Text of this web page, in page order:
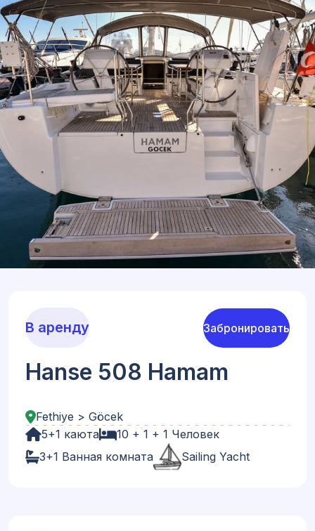
В аренду Забронировать
Hanse 508 Hamam
Fethiye > Göcek
5+1 каюта
10 + 1 + 1 Человек
3+1 Ванная комната
Sailing Yacht